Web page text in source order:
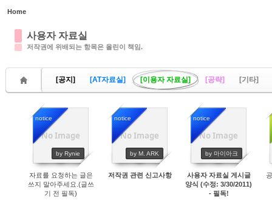
Home
사용자 자료실
저작권에 위배되는 항목은 올린이 책임.
[공지] [AT자료실] [이용자 자료실] [공략] [기타]
No Image
notice
by Rynie
20822
자료를 요청하는 글은
쓰지 말아주세요.(글쓰
기 전 필독)
No Image
notice
by M. ARK
19914
저작권 관련 신고사항
No Image
notice
by 마이아크
21555
사용자 자료실 게시글
양식 (수정: 3/30/2011)
- 필독!
Sketchbook5, 스케치북5
Sketchbook5, 스케치북5